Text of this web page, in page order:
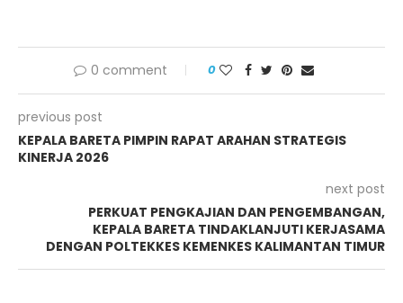
0 comment 0
previous post
KEPALA BARETA PIMPIN RAPAT ARAHAN STRATEGIS
KINERJA 2026
next post
PERKUAT PENGKAJIAN DAN PENGEMBANGAN,
KEPALA BARETA TINDAKLANJUTI KERJASAMA
DENGAN POLTEKKES KEMENKES KALIMANTAN TIMUR